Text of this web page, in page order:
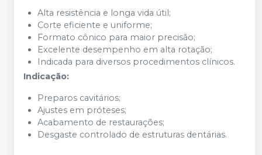
Alta resistência e longa vida útil;
Corte eficiente e uniforme;
Formato cônico para maior precisão;
Excelente desempenho em alta rotação;
Indicada para diversos procedimentos clínicos.
Indicação:
Preparos cavitários;
Ajustes em próteses;
Acabamento de restaurações;
Desgaste controlado de estruturas dentárias.